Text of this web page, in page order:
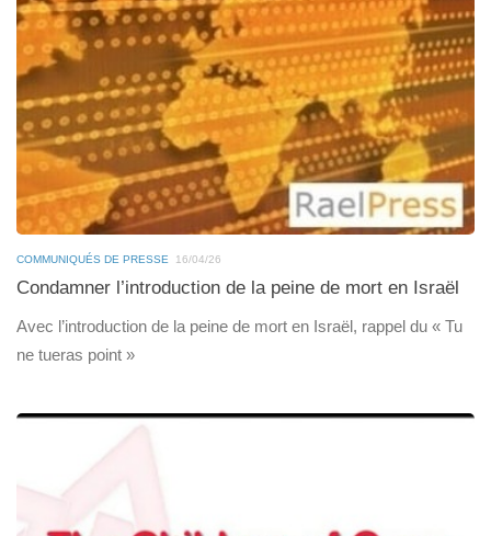
COMMUNIQUÉS DE PRESSE 16/04/26
Condamner l’introduction de la peine de mort en Israël
Avec l’introduction de la peine de mort en Israël, rappel du « Tu
ne tueras point »